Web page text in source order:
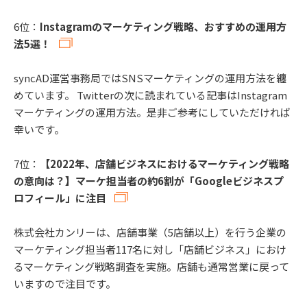
6位： Instagramのマーケティング戦略、おすすめの運用方
法5選！
syncAD運営事務局ではSNSマーケティングの運用方法を纏
めています。 Twitterの次に読まれている記事はInstagram
マーケティングの運用方法。是非ご参考にしていただければ
幸いです。
7位：
【2022年、店舗ビジネスにおけるマーケティング戦略
の意向は？】マーケ担当者の約6割が「Googleビジネスプ
ロフィール」に注目
株式会社カンリーは、店舗事業（5店舗以上）を行う企業の
マーケティング担当者117名に対し「店舗ビジネス」におけ
るマーケティング戦略調査を実施。店舗も通常営業に戻って
いますので注目です。